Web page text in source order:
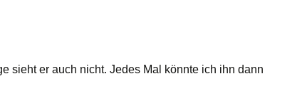
sieht er auch nicht. Jedes Mal könnte ich ihn dann